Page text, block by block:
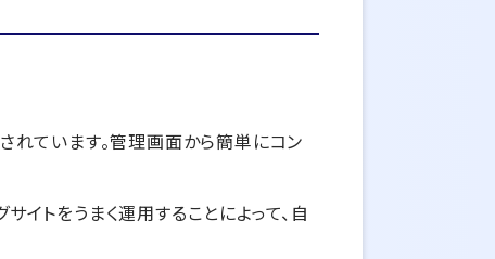
れています。管理画面から簡単にコン
トをうまく運用することによって、自